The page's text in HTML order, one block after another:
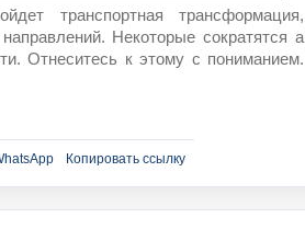
транспортная трансформация,
Некоторые сократятся а
Отнеситесь к этому с пониманием.
Копировать ссылку